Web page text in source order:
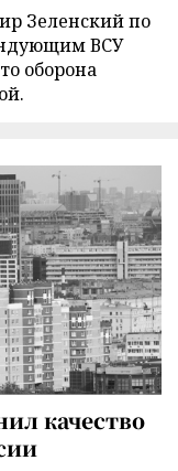
Зеленский по
ВСУ
оборона
качество